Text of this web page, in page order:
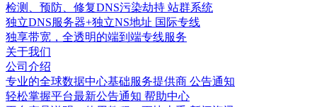
检测、预防、修复DNS污染劫持 站群系统
独立DNS服务器+独立NS地址 国际专线
独享带宽，全透明的端到端专线服务
关于我们
公司介绍
专业的全球数据中心基础服务提供商 公告通知
轻松掌握平台最新公告通知 帮助中心